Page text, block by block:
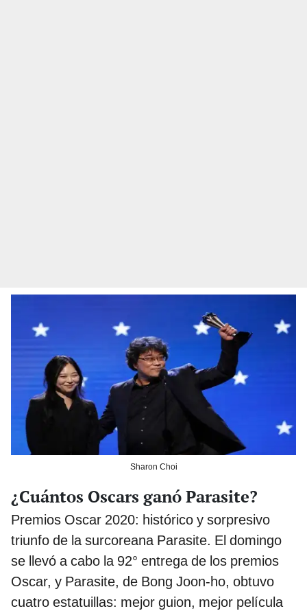
Sharon Choi
¿Cuántos Oscars ganó Parasite?
Premios Oscar 2020: histórico y sorpresivo
triunfo de la surcoreana Parasite. El domingo
se llevó a cabo la 92° entrega de los premios
Oscar, y Parasite, de Bong Joon-ho, obtuvo
cuatro estatuillas: mejor guion, mejor película